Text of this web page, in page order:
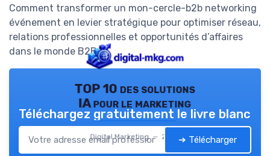
Comment transformer un mon-cercle-b2b networking
événement en levier stratégique pour optimiser réseau,
relations professionnelles et opportunités d’affaires
dans le monde B2B.
TOP 10 des solutions
IA pour le marketing
Digital Marketing — 2026
Téléchargez gratuitement le livre blanc
➔ Télécharger